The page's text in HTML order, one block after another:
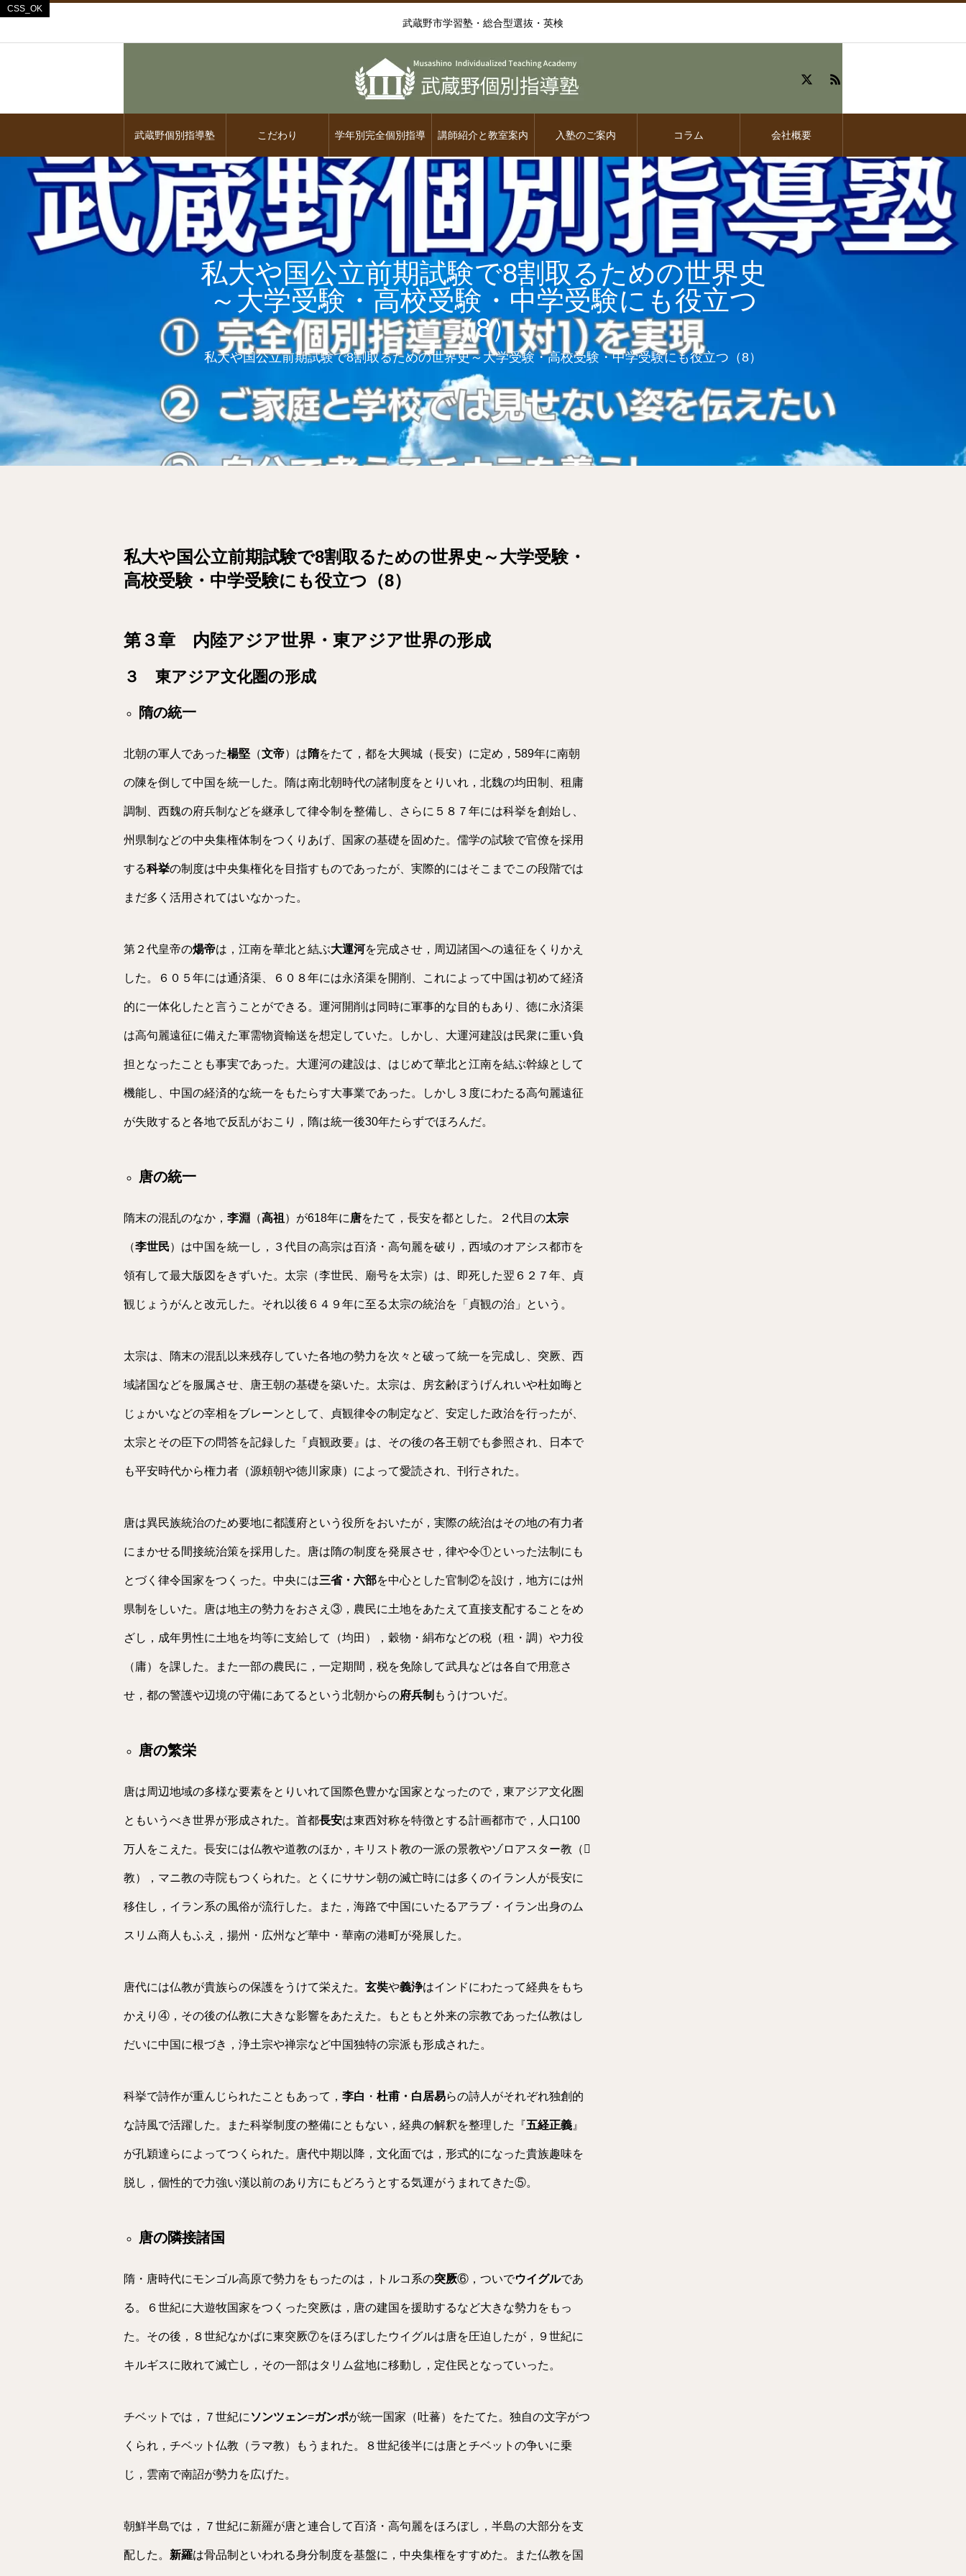
武蔵野市学習塾・総合型選抜・英検
武蔵野個別指導塾 こだわり 学年別完全個別指導 講師紹介と教室案内 入塾のご案内 コラム 会社概要
私大や国公立前期試験で8割取るための世界史
～大学受験・高校受験・中学受験にも役立つ
（8）
私大や国公立前期試験で8割取るための世界史～大学受験・高校受験・中学受験にも役立つ（8）
私大や国公立前期試験で8割取るための世界史～大学受験・
高校受験・中学受験にも役立つ（8）
第３章 内陸アジア世界・東アジア世界の形成
３ 東アジア文化圏の形成
隋の統一
北朝の軍人であった楊堅 （文帝）は隋をたて，都を大興城（長安）に定め，589年に南朝
の陳を倒して中国を統一した。隋は南北朝時代の諸制度をとりいれ，北魏の均田制、租庸
調制、西魏の府兵制などを継承して律令制を整備し、さらに５８７年には科挙を創始し、
州県制などの中央集権体制をつくりあげ、国家の基礎を固めた。儒学の試験で官僚を採用
する科挙の制度は中央集権化を目指すものであったが、実際的にはそこまでこの段階では
まだ多く活用されてはいなかった。
第２代皇帝の煬帝は，江南を華北と結ぶ大運河を完成させ，周辺諸国への遠征をくりかえ
した。６０５年には通済渠、６０８年には永済渠を開削、これによって中国は初めて経済
的に一体化したと言うことができる。運河開削は同時に軍事的な目的もあり、徳に永済渠
は高句麗遠征に備えた軍需物資輸送を想定していた。しかし、大運河建設は民衆に重い負
担となったことも事実であった。大運河の建設は、はじめて華北と江南を結ぶ幹線として
機能し、中国の経済的な統一をもたらす大事業であった。しかし３度にわたる高句麗遠征
が失敗すると各地で反乱がおこり，隋は統一後30年たらずでほろんだ。
唐の統一
隋末の混乱のなか， 李淵 （高祖 ）が618年に 唐をたて，長安を都とした。２代目の太宗
（李世民）は中国を統一し，３代目の高宗は百済・高句麗を破り，西域のオアシス都市を
領有して最大版図をきずいた。太宗（李世民、廟号を太宗）は、即死した翌６２７年、貞
観じょうがんと改元した。それ以後６４９年に至る太宗の統治を「貞観の治」という。
太宗は、隋末の混乱以来残存していた各地の勢力を次々と破って統一を完成し、突厥、西
域諸国などを服属させ、唐王朝の基礎を築いた。太宗は、房玄齢ぼうげんれいや杜如晦と
じょかいなどの宰相をブレーンとして、貞観律令の制定など、安定した政治を行ったが、
太宗とその臣下の問答を記録した『貞観政要』は、その後の各王朝でも参照され、日本で
も平安時代から権力者（源頼朝や徳川家康）によって愛読され、刊行された。
唐は異民族統治のため要地に都護府という役所をおいたが，実際の統治はその地の有力者
にまかせる間接統治策を採用した。唐は隋の制度を発展させ，律や令①といった法制にも
とづく律令国家をつくった。中央には三省・六部を中心とした官制②を設け，地方には州
県制をしいた。唐は地主の勢力をおさえ③，農民に土地をあたえて直接支配することをめ
ざし，成年男性に土地を均等に支給して（均田），穀物・絹布などの税（租・調）や力役
（庸）を課した。また一部の農民に，一定期間，税を免除して武具などは各自で用意さ
せ，都の警護や辺境の守備にあてるという北朝からの府兵制 もうけついだ。
唐の繁栄
唐は周辺地域の多様な要素をとりいれて国際色豊かな国家となったので，東アジア文化圏
ともいうべき世界が形成された。首都長安は東西対称を特徴とする計画都市で，人口100
万人をこえた。長安には仏教や道教のほか，キリスト教の一派の景教やゾロアスター教（
教），マニ教の寺院もつくられた。とくにササン朝の滅亡時には多くのイラン人が長安に
移住し，イラン系の風俗が流行した。また，海路で中国にいたるアラブ・イラン出身のム
スリム商人もふえ，揚州・広州など華中・華南の港町が発展した。
唐代には仏教が貴族らの保護をうけて栄えた。 玄奘や義浄はインドにわたって経典をもち
かえり④，その後の仏教に大きな影響をあたえた。もともと外来の宗教であった仏教はし
だいに中国に根づき，浄土宗や禅宗など中国独特の宗派も形成された。
科挙で詩作が重んじられたこともあって， 李白 ・ 杜甫 ・ 白居易らの詩人がそれぞれ独創的
な詩風で活躍した。また科挙制度の整備にともない，経典の解釈を整理した『五経正義 』
が孔穎達らによってつくられた。唐代中期以降，文化面では，形式的になった貴族趣味を
脱し，個性的で力強い漢以前のあり方にもどろうとする気運がうまれてきた⑤。
唐の隣接諸国
隋・唐時代にモンゴル高原で勢力をもったのは，トルコ系の突厥⑥，ついでウイグルであ
る。６世紀に大遊牧国家をつくった突厥は，唐の建国を援助するなど大きな勢力をもっ
た。その後，８世紀なかばに東突厥⑦をほろぼしたウイグルは唐を圧迫したが，９世紀に
キルギスに敗れて滅亡し，その一部はタリム盆地に移動し，定住民となっていった。
チベットでは，７世紀に ソンツェン=ガンポが統一国家（吐蕃）をたてた。独自の文字がつ
くられ，チベット仏教（ラマ教）もうまれた。８世紀後半には唐とチベットの争いに乗
じ，雲南で南詔が勢力を広げた。
朝鮮半島では，７世紀に新羅が唐と連合して百済・高句麗をほろぼし，半島の大部分を支
配した。 新羅は骨品制といわれる身分制度を基盤に，中央集権をすすめた。また仏教を国